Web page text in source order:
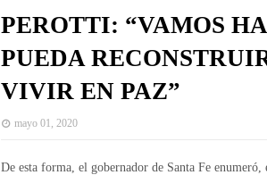
PEROTTI: “VAMOS
PUEDA
VIVIR EN PAZ”
mayo 01, 2020
De esta forma, el gobernador de Santa Fe